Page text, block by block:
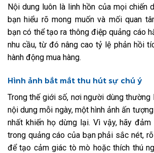
Nội dung luôn là linh hồn của mọi chiến
bạn hiểu rõ mong muốn và mối quan
bạn có thể tạo ra thông điệp quảng cáo
nhu cầu, từ đó nâng cao tỷ lệ phản hồi
hành động mua hàng.
Hình ảnh bắt mắt thu hút sự chú ý
Trong thế giới số, nơi người dùng thường
nội dung mỗi ngày, một hình ảnh ấn
nhất khiến họ dừng lại. Vì vậy, hãy
trong quảng cáo của bạn phải sắc nét,
để tạo cảm giác tò mò hoặc thích thú